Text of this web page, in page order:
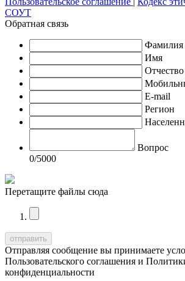
СОУТ
Обратная связь
Фамилия
Имя
Отчество
E-mail
Регион
Вопрос
0/5000
Перетащите файлы сюда
Отправляя сообщение вы принимаете
Пользовательского соглашения и
конфиденциальности